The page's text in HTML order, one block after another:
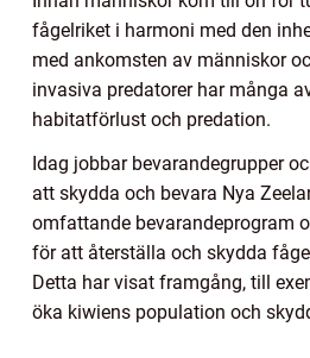
fågelriket i harmoni med den
med ankomsten av människor
invasiva predatorer har många
habitatförlust och predation.
Idag jobbar bevarandegrupper
att skydda och bevara Nya
omfattande bevarandeprogram
för att återställa och skydda
Detta har visat framgång, till
öka kiwiens population och